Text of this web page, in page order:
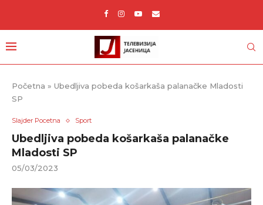
Početna » Ubedljiva pobeda košarkaša palanačke Mladosti
SP
Slajder Pocetna Sport
Ubedljiva pobeda košarkaša palanačke
Mladosti SP
05/03/2023